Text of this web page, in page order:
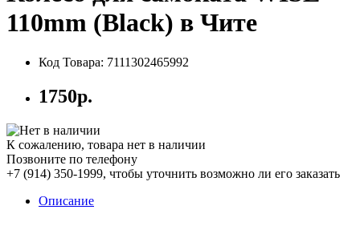
110mm (Black) в Чите
Код Товара: 7111302465992
1750р.
К сожалению, товара нет в наличии
Позвоните по телефону
+7 (914) 350-1999, чтобы уточнить возможно ли его заказать
Описание